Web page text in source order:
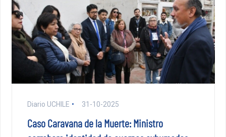
Diario UCHILE 31-10-2025
Caso Caravana de la Muerte: Ministro